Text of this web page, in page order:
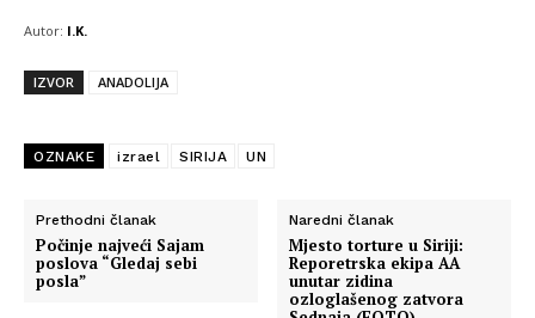
Autor: I.K.
IZVOR ANADOLIJA
OZNAKE izrael SIRIJA UN
Prethodni članak
Počinje najveći Sajam
poslova “Gledaj sebi
posla”
Naredni članak
Mjesto torture u Siriji:
Reporetrska ekipa AA
unutar zidina
ozloglašenog zatvora